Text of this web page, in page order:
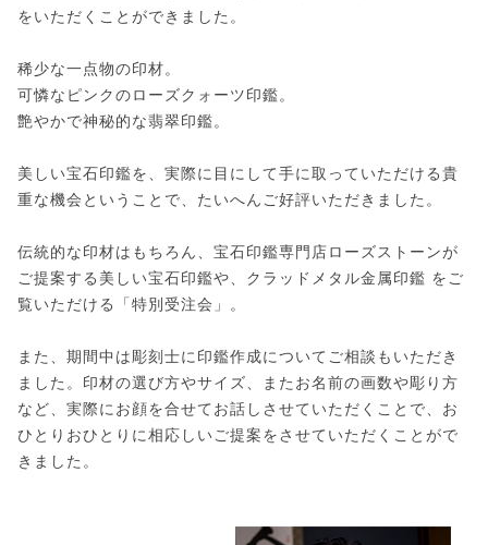
をいただくことができました。
稀少な一点物の印材。
可憐なピンクのローズクォーツ印鑑。
艶やかで神秘的な翡翠印鑑。
美しい宝石印鑑を、実際に目にして手に取っていただける貴
重な機会ということで、たいへんご好評いただきました。
伝統的な印材はもちろん、宝石印鑑専門店ローズストーンが
ご提案する美しい宝石印鑑や、クラッドメタル金属印鑑 をご
覧いただける「特別受注会」。
また、期間中は彫刻士に印鑑作成についてご相談もいただき
ました。印材の選び方やサイズ、またお名前の画数や彫り方
など、実際にお顔を合せてお話しさせていただくことで、お
ひとりおひとりに相応しいご提案をさせていただくことがで
きました。